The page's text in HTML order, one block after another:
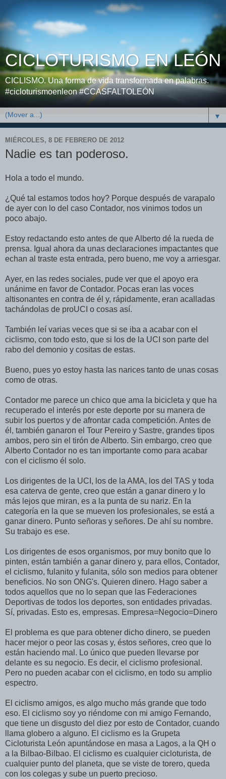
CICLOTURISMO EN LEÓN
CICLISMO. Una forma de vida transformada en palabras.
#cicloturismoenleon #CCASFALTOLEÓN
▼
MIÉRCOLES, 8 DE FEBRERO DE 2012
Nadie es tan poderoso.
Hola a todo el mundo.
¿Qué tal estamos todos hoy? Porque después de varapalo
de ayer con lo del caso Contador, nos vinimos todos un
poco abajo.
Estoy redactando esto antes de que Alberto dé la rueda de
prensa. Igual ahora da unas declaraciones impactantes que
echan al traste esta entrada, pero bueno, me voy a arriesgar.
Ayer, en las redes sociales, pude ver que el apoyo era
unánime en favor de Contador. Pocas eran las voces
altisonantes en contra de él y, rápidamente, eran acalladas
tachándolas de proUCI o cosas así.
También leí varias veces que si se iba a acabar con el
ciclismo, con todo esto, que si los de la UCI son parte del
rabo del demonio y cositas de estas.
Bueno, pues yo estoy hasta las narices tanto de unas cosas
como de otras.
Contador me parece un chico que ama la bicicleta y que ha
recuperado el interés por este deporte por su manera de
subir los puertos y de afrontar cada competición. Antes de
él, también ganaron el Tour Pereiro y Sastre, grandes tipos
ambos, pero sin el tirón de Alberto. Sin embargo, creo que
Alberto Contador no es tan importante como para acabar
con el ciclismo él solo.
Los dirigentes de la UCI, los de la AMA, los del TAS y toda
esa caterva de gente, creo que están a ganar dinero y lo
más lejos que miran, es a la punta de su nariz. En la
categoría en la que se mueven los profesionales, se está a
ganar dinero. Punto señoras y señores. De ahí su nombre.
Su trabajo es ese.
Los dirigentes de esos organismos, por muy bonito que lo
pinten, están también a ganar dinero y, para ellos, Contador,
el ciclismo, fulanito y fulanita, sólo son medios para obtener
beneficios. No son ONG's. Quieren dinero. Hago saber a
todos aquellos que no lo sepan que las Federaciones
Deportivas de todos los deportes, son entidades privadas.
Sí, privadas. Esto es, empresas. Empresa=Negocio=Dinero
El problema es que para obtener dicho dinero, se pueden
hacer mejor o peor las cosas y, éstos señores, creo que lo
están haciendo mal. Lo único que pueden llevarse por
delante es su negocio. Es decir, el ciclismo profesional.
Pero no pueden acabar con el ciclismo, en todo su amplio
espectro.
El ciclismo amigos, es algo mucho más grande que todo
eso. El ciclismo soy yo riéndome con mi amigo Fernando,
que tiene un disgusto del diez por esto de Contador, cuando
llama globero a alguno. El ciclismo es la Grupeta
Cicloturista León apuntándose en masa a Lagos, a la QH o
a la Bilbao-Bilbao. El ciclismo es cualquier cicloturista, de
cualquier punto del planeta, que se viste de torero, queda
con los colegas y sube un puerto precioso.